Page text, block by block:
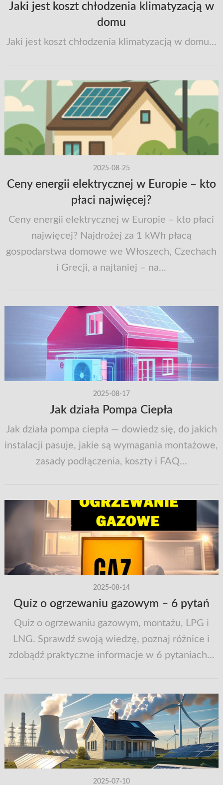
Jaki jest koszt chłodzenia klimatyzacją w
domu
Jaki jest koszt chłodzenia klimatyzacją w domu...
2025-08-25
Ceny energii elektrycznej w Europie – kto
płaci najwięcej?
Ceny energii elektrycznej w Europie – kto płaci
najwięcej? Najdrożej za 1 kWh płacą
gospodarstwa domowe we Włoszech, Czechach
i Grecji, a najtaniej – na...
2025-08-17
Jak działa Pompa Ciepła
Jak działa pompa ciepła — dowiedz się, do jakich
instalacji pasuje, jakie są wymagania montażowe,
zasady podłączenia, koszty i FAQ...
2025-08-14
Quiz o ogrzewaniu gazowym – 6 pytań
Quiz o ogrzewaniu gazowym, montażu, LPG i
LNG. Sprawdź swoją wiedzę, poznaj różnice i
zdobądź praktyczne informacje w 6 pytaniach...
2025-07-10